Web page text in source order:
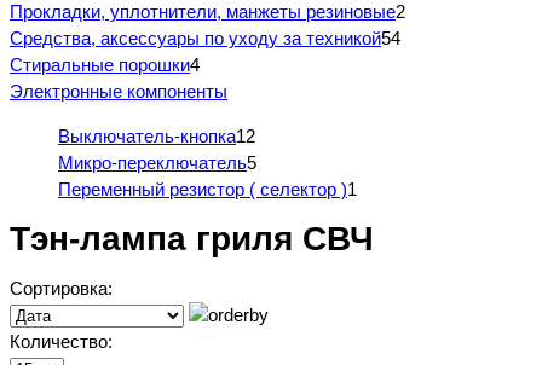
Прокладки, уплотнители, манжеты резиновые2
Средства, аксессуары по уходу за техникой54
Стиральные порошки4
Электронные компоненты
Выключатель-кнопка12
Микро-переключатель5
Переменный резистор ( селектор )1
Тэн-лампа гриля СВЧ
Сортировка:
Количество: